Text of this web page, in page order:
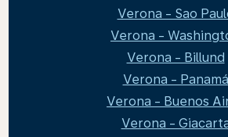
Verona - Sao
Verona -
Verona - Billund
Verona - Panamá
Verona - Buenos
Verona -